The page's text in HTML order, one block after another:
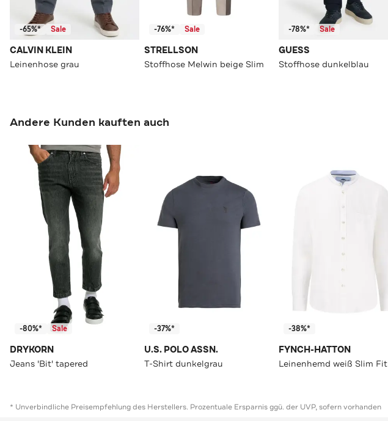
-65%* Sale
CALVIN KLEIN
Leinenhose grau
-76%* Sale
STRELLSON
Stoffhose Melwin beige Slim
-78%* Sale
GUESS
Stoffhose dunkelblau
Andere Kunden kauften auch
-80%* Sale
DRYKORN
Jeans 'Bit' tapered
-37%*
U.S. POLO ASSN.
T-Shirt dunkelgrau
-38%*
FYNCH-HATTON
Leinenhemd weiß Slim Fit
* Unverbindliche Preisempfehlung des Herstellers. Prozentuale Ersparnis ggü. der UVP, sofern vorhanden